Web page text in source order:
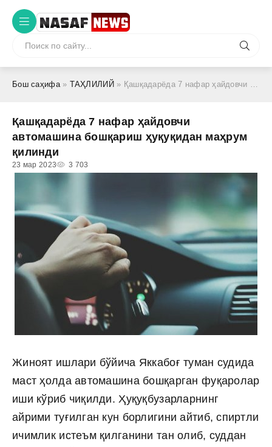
Бош саҳифа» ТАҲЛИЛИЙ » Қашқадарёда 7 нафар ҳайдовчи автомашина бошқариш ҳуқуқидан маҳрум қилинди
Қашқадарёда 7 нафар ҳайдовчи
автомашина бошқариш ҳуқуқидан маҳрум
қилинди
23 мар 2023 3 703
Жиноят ишлари бўйича Яккабоғ туман судида
маст ҳолда автомашина бошқарган фуқаролар
иши кўриб чиқилди. Ҳуқуқбузарларнинг
айрими туғилган кун борлигини айтиб, спиртли
ичимлик истеъм қилганини тан олиб, суддан